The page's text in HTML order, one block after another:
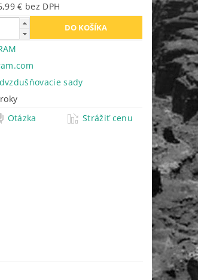
16,99 € bez DPH
sady
Otázka Strážiť cenu